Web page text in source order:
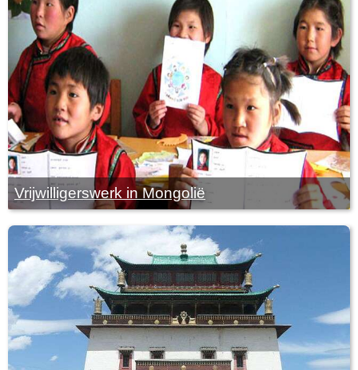
Vrijwilligerswerk in Mongolië